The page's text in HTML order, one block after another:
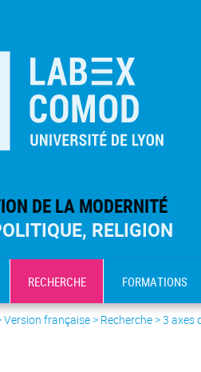
DE LA MODERNITÉ
RELIGION
RECHERCHE FORMATIONS
Version française> Recherche >3 axes